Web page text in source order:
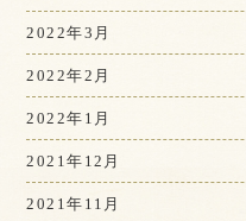
2022年3月
2022年2月
2022年1月
2021年12月
2021年11月